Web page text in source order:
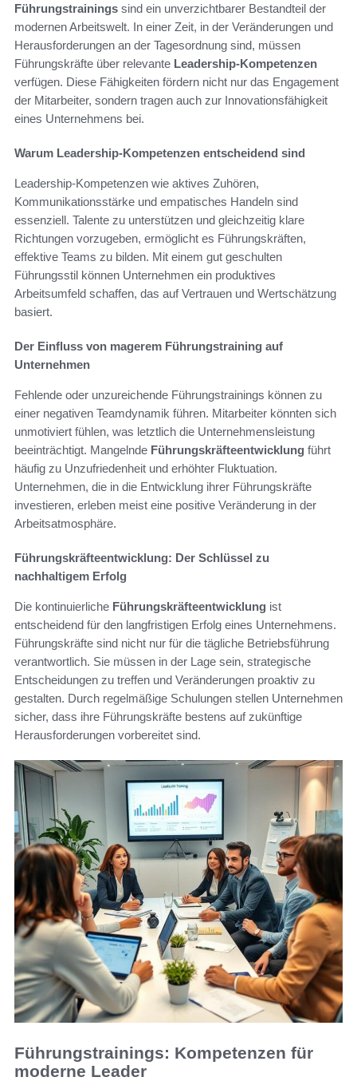
Führungstrainings sind ein unverzichtbarer Bestandteil der
modernen Arbeitswelt. In einer Zeit, in der Veränderungen und
Herausforderungen an der Tagesordnung sind, müssen
Führungskräfte über relevante Leadership-Kompetenzen
verfügen. Diese Fähigkeiten fördern nicht nur das Engagement
der Mitarbeiter, sondern tragen auch zur Innovationsfähigkeit
eines Unternehmens bei.
Warum Leadership-Kompetenzen entscheidend sind
Leadership-Kompetenzen wie aktives Zuhören,
Kommunikationsstärke und empatisches Handeln sind
essenziell. Talente zu unterstützen und gleichzeitig klare
Richtungen vorzugeben, ermöglicht es Führungskräften,
effektive Teams zu bilden. Mit einem gut geschulten
Führungsstil können Unternehmen ein produktives
Arbeitsumfeld schaffen, das auf Vertrauen und Wertschätzung
basiert.
Der Einfluss von magerem Führungstraining auf
Unternehmen
Fehlende oder unzureichende Führungstrainings können zu
einer negativen Teamdynamik führen. Mitarbeiter könnten sich
unmotiviert fühlen, was letztlich die Unternehmensleistung
beeinträchtigt. Mangelnde Führungskräfteentwicklung führt
häufig zu Unzufriedenheit und erhöhter Fluktuation.
Unternehmen, die in die Entwicklung ihrer Führungskräfte
investieren, erleben meist eine positive Veränderung in der
Arbeitsatmosphäre.
Führungskräfteentwicklung: Der Schlüssel zu
nachhaltigem Erfolg
Die kontinuierliche Führungskräfteentwicklung ist
entscheidend für den langfristigen Erfolg eines Unternehmens.
Führungskräfte sind nicht nur für die tägliche Betriebsführung
verantwortlich. Sie müssen in der Lage sein, strategische
Entscheidungen zu treffen und Veränderungen proaktiv zu
gestalten. Durch regelmäßige Schulungen stellen Unternehmen
sicher, dass ihre Führungskräfte bestens auf zukünftige
Herausforderungen vorbereitet sind.
Führungstrainings: Kompetenzen für
moderne Leader